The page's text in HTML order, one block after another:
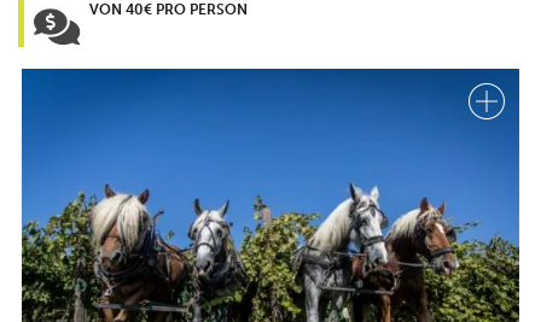
VON 40€ PRO PERSON